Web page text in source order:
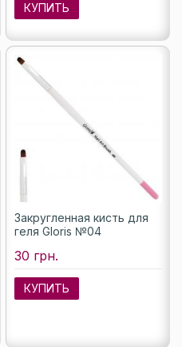
КУПИТЬ
Закругленная кисть для
геля Gloris №04
30 грн.
КУПИТЬ